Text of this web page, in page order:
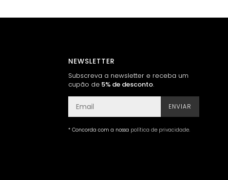
NEWSLETTER
Subscreva a newsletter e receba um
cupão de 5% de desconto.
ENVIAR
* Concorda com a nossa política de privacidade.